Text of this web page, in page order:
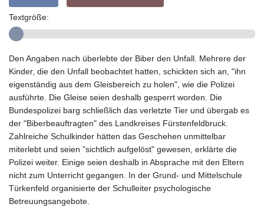
Textgröße:
Den Angaben nach überlebte der Biber den Unfall. Mehrere der
Kinder, die den Unfall beobachtet hatten, schickten sich an, "ihn
eigenständig aus dem Gleisbereich zu holen", wie die Polizei
ausführte. Die Gleise seien deshalb gesperrt worden. Die
Bundespolizei barg schließlich das verletzte Tier und übergab es
der "Biberbeauftragten" des Landkreises Fürstenfeldbruck.
Zahlreiche Schulkinder hätten das Geschehen unmittelbar
miterlebt und seien "sichtlich aufgelöst" gewesen, erklärte die
Polizei weiter. Einige seien deshalb in Absprache mit den Eltern
nicht zum Unterricht gegangen. In der Grund- und Mittelschule
Türkenfeld organisierte der Schulleiter psychologische
Betreuungsangebote.